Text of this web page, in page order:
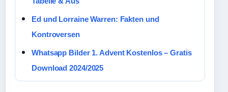
Ed und Lorraine Warren: Fakten und
Kontroversen
Whatsapp Bilder 1. Advent Kostenlos – Gratis
Download 2024/2025